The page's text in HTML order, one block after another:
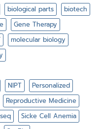
biological parts
biotech
Gene Therapy
molecular biology
NIPT
Personalized
Reproductive Medicine
Sicke Cell Anemia